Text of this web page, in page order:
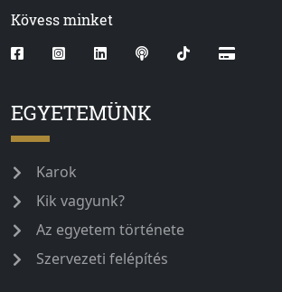
Kövess minket
EGYETEMÜNK
Karok
Kik vagyunk?
Az egyetem története
Szervezeti felépítés